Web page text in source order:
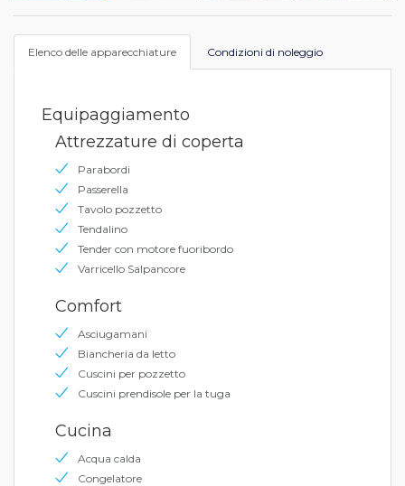
Elenco delle apparecchiature Condizioni di noleggio
Equipaggiamento
Attrezzature di coperta
Parabordi
Passerella
Tavolo pozzetto
Tendalino
Tender con motore fuoribordo
Varricello Salpancore
Comfort
Asciugamani
Biancheria da letto
Cuscini per pozzetto
Cuscini prendisole per la tuga
Cucina
Acqua calda
Congelatore